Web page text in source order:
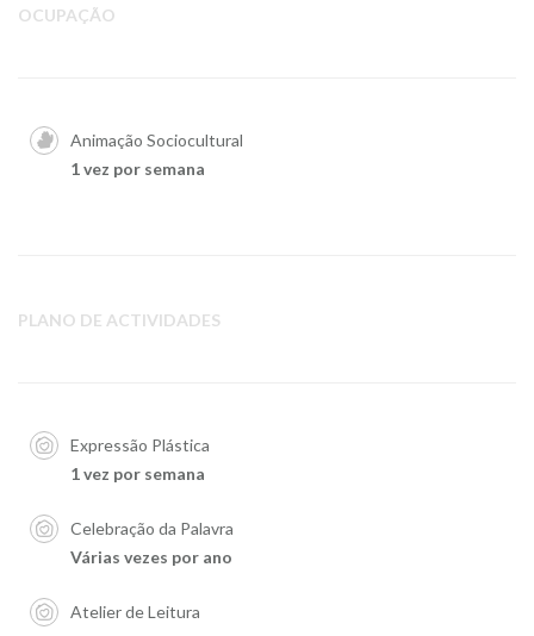
OCUPAÇÃO
Animação Sociocultural
1 vez por semana
PLANO DE ACTIVIDADES
Expressão Plástica
1 vez por semana
Celebração da Palavra
Várias vezes por ano
Atelier de Leitura